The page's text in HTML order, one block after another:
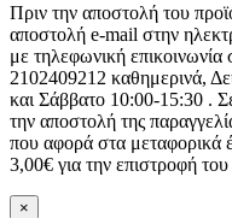
Πριν την αποστολή του
αποστολή e-mail στην
με τηλεφωνική επικοινωνία
2102409212 καθημερινά,
και Σάββατο 10:00-15:30 .
την αποστολή της
που αφορά στα μεταφορικά
3,00€ για την επιστροφή του
×